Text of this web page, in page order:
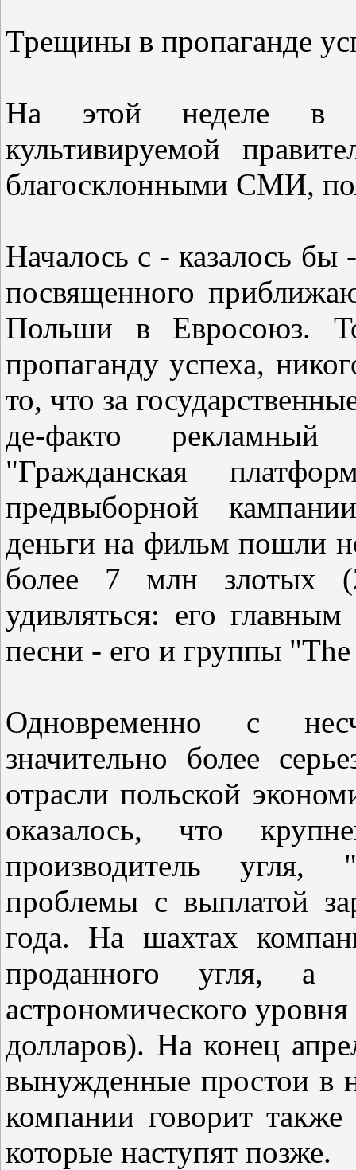
Трещины в пропаганде
На этой неделе в
культивируемой
благосклонными СМИ,
Началось с - казалось бы
посвященного
Польши в Евросоюз.
пропаганду успеха,
то, что за
де-факто
"Гражданская
предвыборной
деньги на фильм пошли
более 7 млн злотых
удивляться: его
песни - его и группы
Одновременно с
значительно более
отрасли польской
оказалось, что
производитель угля,
проблемы с выплатой
года. На шахтах
проданного угля, а
астрономического
долларов). На конец
вынужденные простои в
компании говорит
которые наступят позже.